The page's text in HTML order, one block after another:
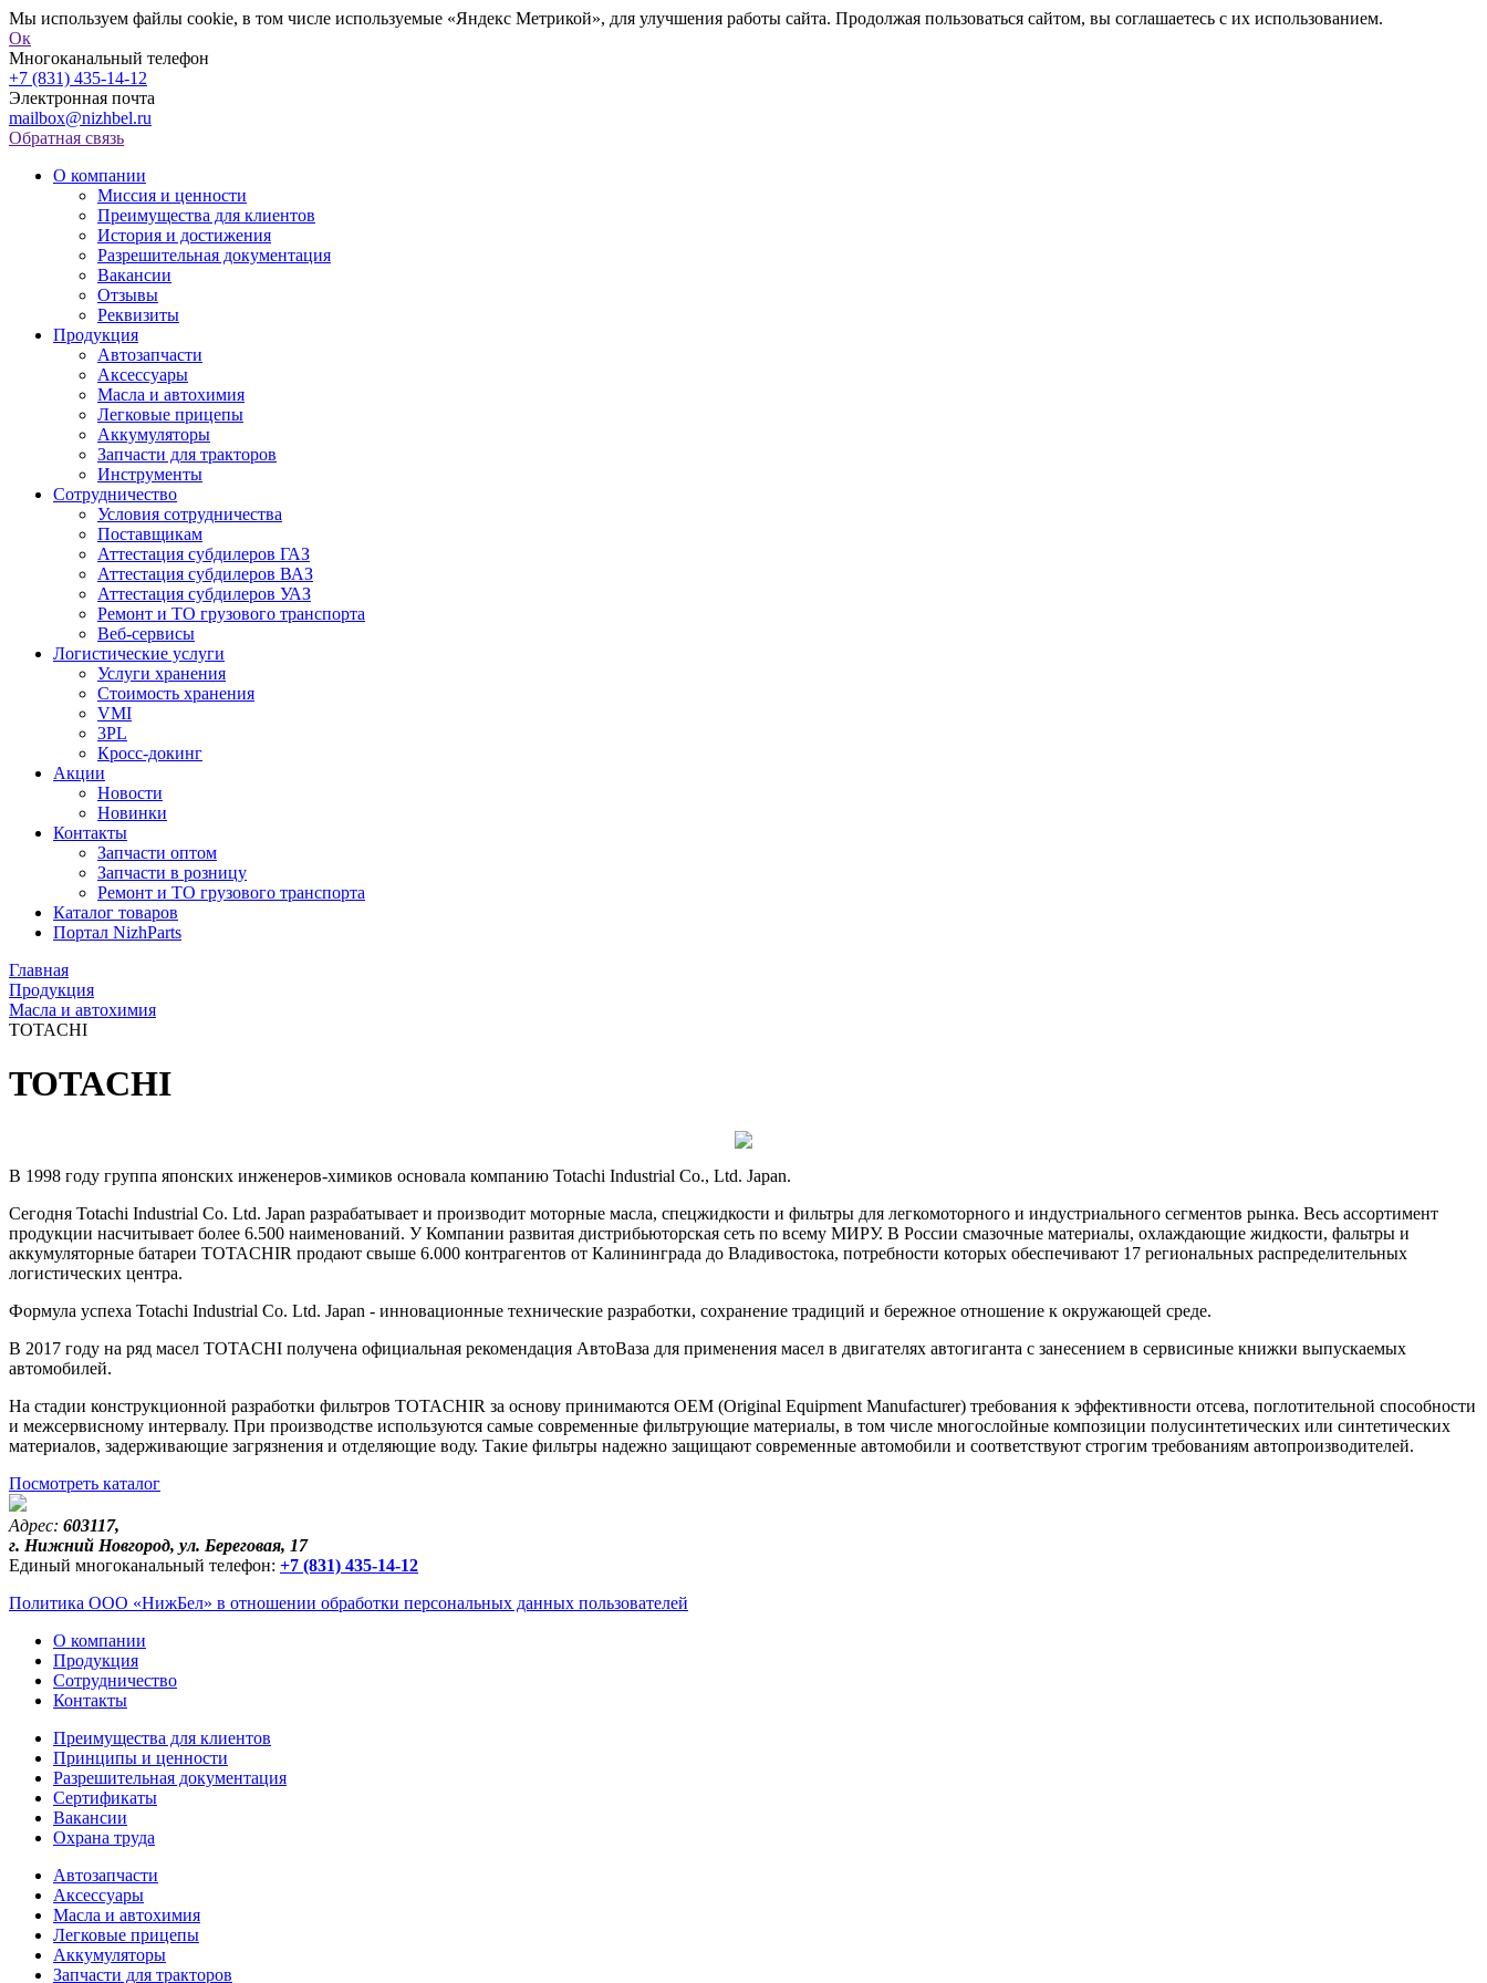
Мы используем файлы cookie, в том числе используемые «Яндекс Метрикой», для улучшения работы сайта. Продолжая пользоваться сайтом, вы соглашаетесь с их использованием.
Ок
Многоканальный телефон
+7 (831) 435-14-12
Электронная почта
mailbox@nizhbel.ru
Обратная связь
О компании
Миссия и ценности
Преимущества для клиентов
История и достижения
Разрешительная документация
Вакансии
Отзывы
Реквизиты
Продукция
Автозапчасти
Аксессуары
Масла и автохимия
Легковые прицепы
Аккумуляторы
Запчасти для тракторов
Инструменты
Сотрудничество
Условия сотрудничества
Поставщикам
Аттестация субдилеров ГАЗ
Аттестация субдилеров ВАЗ
Аттестация субдилеров УАЗ
Ремонт и ТО грузового транспорта
Веб-сервисы
Логистические услуги
Услуги хранения
Стоимость хранения
VMI
3PL
Кросс-докинг
Акции
Новости
Новинки
Контакты
Запчасти оптом
Запчасти в розницу
Ремонт и ТО грузового транспорта
Каталог товаров
Портал NizhParts
Главная
Продукция
Масла и автохимия
TOTACHI
TOTACHI
В 1998 году группа японских инженеров-химиков основала компанию Totachi Industrial Co., Ltd. Japan.
Сегодня Totachi Industrial Co. Ltd. Japan разрабатывает и производит моторные масла, спецжидкости и фильтры для легкомоторного и индустриального сегментов рынка. Весь ассортимент
продукции насчитывает более 6.500 наименований. У Компании развитая дистрибьюторская сеть по всему МИРУ. В России смазочные материалы, охлаждающие жидкости, фальтры и
аккумуляторные батареи TOTACHIR продают свыше 6.000 контрагентов от Калининграда до Владивостока, потребности которых обеспечивают 17 региональных распределительных
логистических центра.
Формула успеха Totachi Industrial Co. Ltd. Japan - инновационные технические разработки, сохранение традиций и бережное отношение к окружающей среде.
В 2017 году на ряд масел TOTACHI получена официальная рекомендация АвтоВаза для применения масел в двигателях автогиганта с занесением в сервисиные книжки выпускаемых
автомобилей.
На стадии конструкционной разработки фильтров TOTACHIR за основу принимаются OEM (Original Equipment Manufacturer) требования к эффективности отсева, поглотительной способности
и межсервисному интервалу. При производстве используются самые современные фильтрующие материалы, в том числе многослойные композиции полусинтетических или синтетических
материалов, задерживающие загрязнения и отделяющие воду. Такие фильтры надежно защищают современные автомобили и соответствуют строгим требованиям автопроизводителей.
Посмотреть каталог
Адрес: 603117,
г. Нижний Новгород, ул. Береговая, 17
Единый многоканальный телефон: +7 (831) 435-14-12
Политика ООО «НижБел» в отношении обработки персональных данных пользователей
О компании
Продукция
Сотрудничество
Контакты
Преимущества для клиентов
Принципы и ценности
Разрешительная документация
Сертификаты
Вакансии
Охрана труда
Автозапчасти
Аксессуары
Масла и автохимия
Легковые прицепы
Аккумуляторы
Запчасти для тракторов